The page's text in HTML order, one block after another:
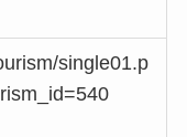
single01.p